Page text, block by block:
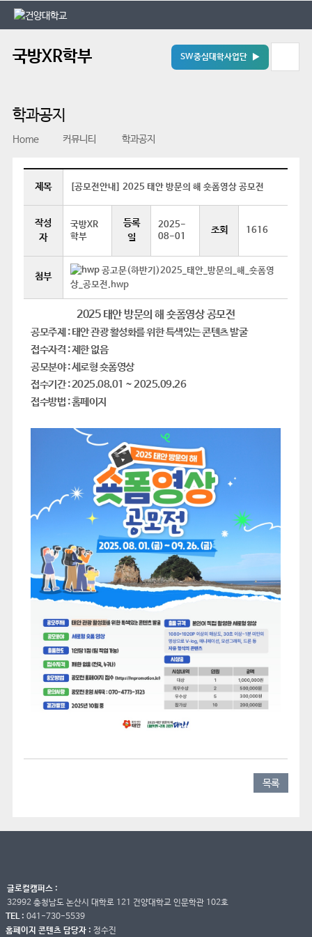
본문 바로가기
대메뉴 바로가기
국방XR학부 SW중심대학사업단 ▶
학과공지
Home 커뮤니티 학과공지
제목 [공모전안내] 2025 태안 방문의 해 숏폼영상 공모전
작성
자
국방XR
학부
등록
일
2025-
08-01
조회 1616
첨부
공고문(하반기)2025_태안_방문의_해_숏폼영
상_공모전.hwp
2025 태안 방문의 해 숏폼영상 공모전
​공모주제 : 태안 관광 활성화를 위한 특색있는 콘텐츠 발굴
접수자격 : 제한 없음
공모분야 : 세로형 숏폼영상
접수기간 : 2025.08.01 ~ 2025.09.26
접수방법 : 홈페이지
목록
글로컬캠퍼스 :
32992 충청남도 논산시 대학로 121 건양대학교 인문학관 102호
TEL : 041-730-5539
홈페이지 콘텐츠 담당자 : 정수진